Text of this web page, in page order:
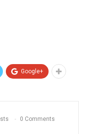
Google+
0 Comments